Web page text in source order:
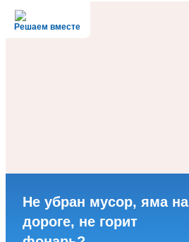
Решаем вместе
Не убран мусор, яма на
дороге, не горит